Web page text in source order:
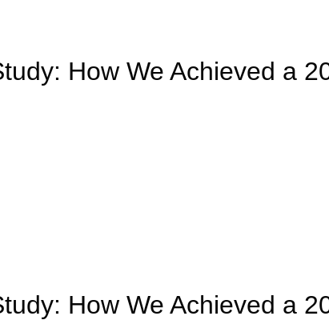
How We Achieved a
How We Achieved a